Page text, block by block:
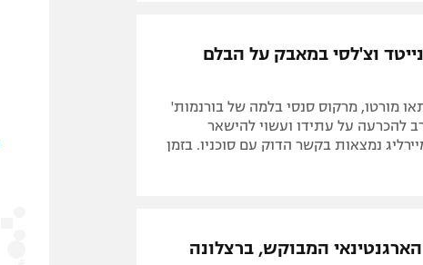
וצ'לסי במאבק על הבלם
מורטו, מרקוס סנסי בלמה של בורנמות'
להכרעה על עתידו ועשוי להישאר
נמצאות בקשר הדוק עם סוכניו. בזמן
המבוקש, ברצלונה